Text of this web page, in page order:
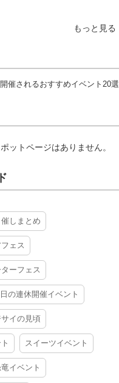
もっと見る
催されるおすすめイベント20選
ットページはありません。
しまとめ
ェス
ーフェス
の連休開催イベント
サイの見頃
スイーツイベント
イベント